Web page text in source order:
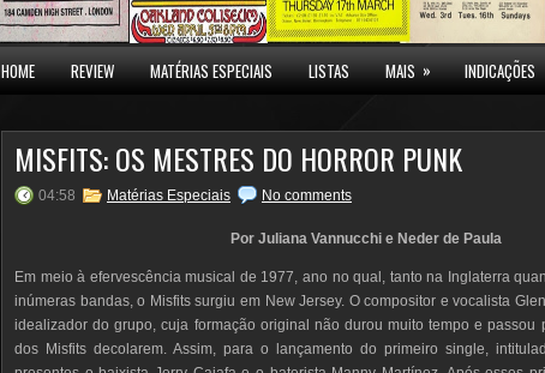
HOME REVIEW MATÉRIAS ESPECIAIS LISTAS MAIS » INDICAÇÕES
MISFITS: OS MESTRES DO HORROR PUNK
04:58 Matérias Especiais No comments
Por Juliana Vannucchi e Neder de Paula
Em meio à efervescência musical de 1977, ano no qual, tanto na Inglaterra
inúmeras bandas, o Misfits surgiu em New Jersey. O compositor e vocalista
idealizador do grupo, cuja formação original não durou muito tempo e passou
dos Misfits decolarem. Assim, para o lançamento do primeiro single,